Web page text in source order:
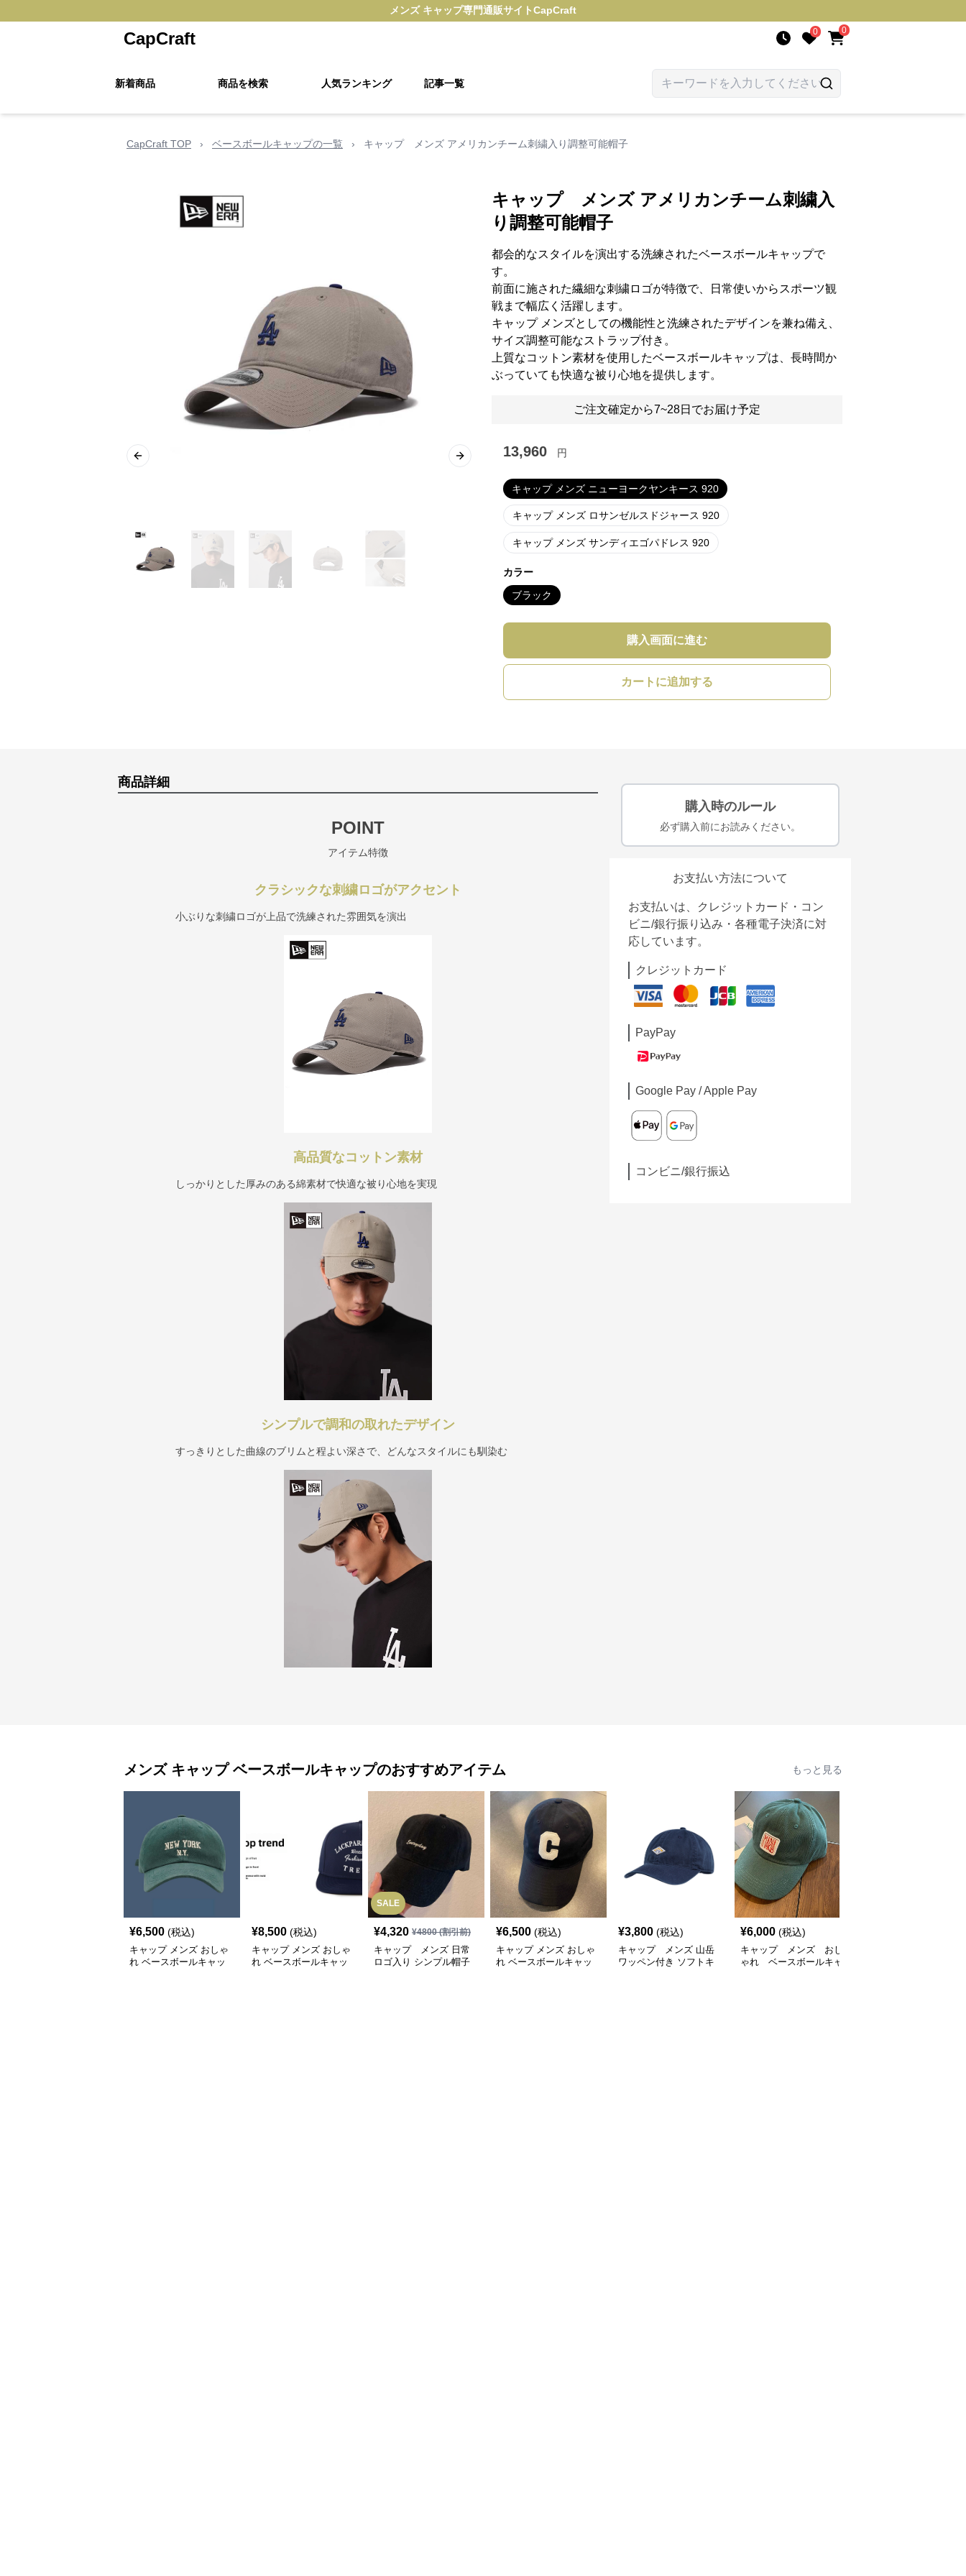
メンズ キャップ専門通販サイトCapCraft
CapCraft 0 0
新着商品 商品を検索 人気ランキング 記事一覧
CapCraft TOP › ベースボールキャップの一覧 › キャップ メンズ アメリカンチーム刺繍入り調整可能帽子
Previous slide Next slide
キャップ メンズ アメリカンチーム刺繍入
り調整可能帽子
都会的なスタイルを演出する洗練されたベースボールキャップで
す。
前面に施された繊細な刺繍ロゴが特徴で、日常使いからスポーツ観
戦まで幅広く活躍します。
キャップ メンズとしての機能性と洗練されたデザインを兼ね備え、
サイズ調整可能なストラップ付き。
上質なコットン素材を使用したベースボールキャップは、長時間か
ぶっていても快適な被り心地を提供します。
ご注文確定から7~28日でお届け予定
13,960 円
キャップ メンズ ニューヨークヤンキース 920
キャップ メンズ ロサンゼルスドジャース 920
キャップ メンズ サンディエゴパドレス 920
カラー
ブラック
購入画面に進む
カートに追加する
商品詳細
POINT
アイテム特徴
クラシックな刺繍ロゴがアクセント
小ぶりな刺繍ロゴが上品で洗練された雰囲気を演出
高品質なコットン素材
しっかりとした厚みのある綿素材で快適な被り心地を実現
シンプルで調和の取れたデザイン
すっきりとした曲線のブリムと程よい深さで、どんなスタイルにも馴染む
購入時のルール
必ず購入前にお読みください。
お支払い方法について
お支払いは、クレジットカード・コン
ビニ/銀行振り込み・各種電子決済に対
応しています。
クレジットカード
PayPay
Google Pay / Apple Pay
コンビニ/銀行振込
メンズ キャップ ベースボールキャップのおすすめアイテム もっと見る
¥6,500 (税込)
キャップ メンズ おしゃ
れ ベースボールキャッ
¥8,500 (税込)
キャップ メンズ おしゃ
れ ベースボールキャッ
SALE
¥4,320 ¥4800(割引前)
キャップ メンズ 日常
ロゴ入り シンプル帽子
¥6,500 (税込)
キャップ メンズ おしゃ
れ ベースボールキャッ
¥3,800 (税込)
キャップ メンズ 山岳
ワッペン付き ソフトキ
¥6,000 (税込)
キャップ メンズ おし
ゃれ ベースボールキャ